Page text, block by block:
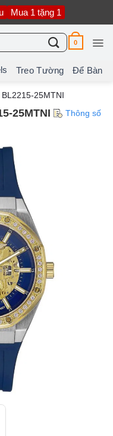
Mua 1 tặng 1
0
Treo Tường Để Bàn
BL2215-25MTNI
25MTNI
Thông số